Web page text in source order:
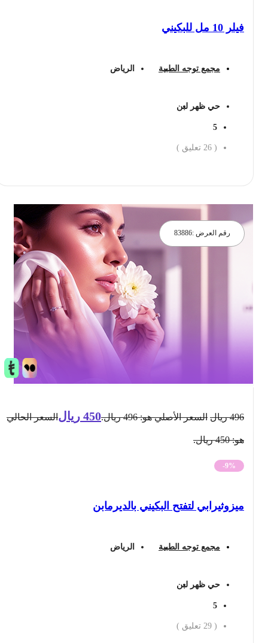
فيلر 10 مل للبكيني
مجمع توجه الطبية الرياض
حي ظهر لبن
26 تعليق )
رقم العرض :83886
ريال السعر الأصلي هو: 496 ريال. 450 ريال السعر الحالي
-9%
ميزوثيرابي لتفتح البكيني بالديرمابن
مجمع توجه الطبية الرياض
حي ظهر لبن
29 تعليق )